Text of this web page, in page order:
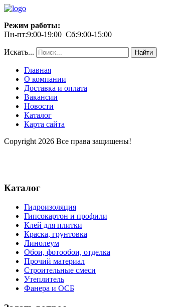
Режим работы:
Пн-пт:9:00-19:00 Сб:9:00-15:00
Искать... Найти
Главная
О компании
Доставка и оплата
Вакансии
Новости
Каталог
Карта сайта
Copyright 2026 Все права защищены!
Каталог
Гидроизоляция
Гипсокартон и профили
Клей для плитки
Краска, грунтовка
Линолеум
Обои, фотообои, отделка
Прочий материал
Строительные смеси
Утеплитель
Фанера и ОСБ